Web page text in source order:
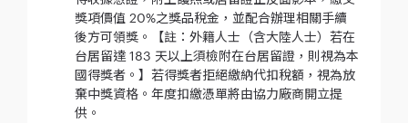
獎項價值 20%之獎品稅金，並配合辦理相關手續
後方可領獎。【註：外籍人士（含大陸人士）若在
台居留達 183 天以上須檢附在台居留證，則視為本
國得獎者。】若得獎者拒絕繳納代扣稅額，視為放
棄中獎資格。年度扣繳憑單將由協力廠商開立提
供。